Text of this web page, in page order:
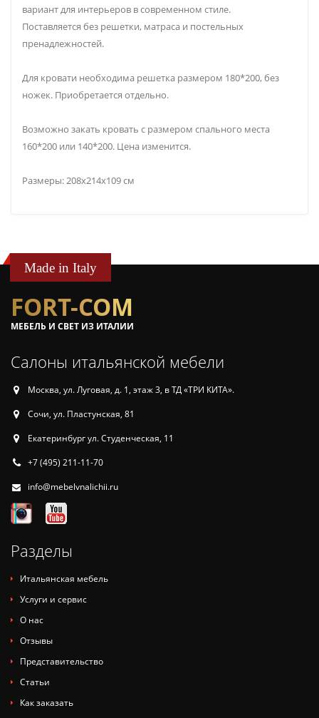
вариант для интерьеров в современном стиле.
Поставляется без решетки, матраса и постельных
пренадлежностей.
Для кровати необходима решетка размером 180*200, без
ножек. Приобретается отдельно.
Возможно закать кровать с размером спального места
160*200 или 140*200. Цена изменится.
Размеры: 208x214x109 см
Made in Italy
FORT-COM
МЕБЕЛЬ И СВЕТ ИЗ ИТАЛИИ
Салоны итальянской мебели
Москва, ул. Луговая, д. 1, этаж 3, в ТД «ТРИ КИТА».
Сочи, ул. Пластунская, 81
Екатеринбург ул. Студенческая, 11
+7 (495) 211-11-70
info@mebelvnalichii.ru
Разделы
Итальянская мебель
Услуги и сервис
О нас
Отзывы
Представительство
Статьи
Как заказать